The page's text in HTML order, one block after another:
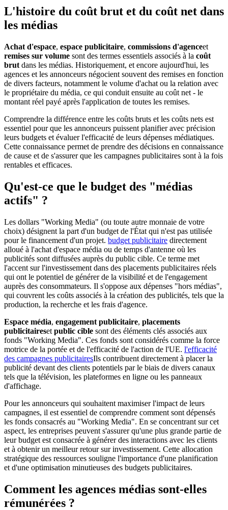
L'histoire du coût brut et du coût net dans
les médias
Achat d'espace, espace publicitaire, commissions d'agenceet
remises sur volume sont des termes essentiels associés à la coût
brut dans les médias. Historiquement, et encore aujourd'hui, les
agences et les annonceurs négocient souvent des remises en fonction
de divers facteurs, notamment le volume d'achat ou la relation avec
le propriétaire du média, ce qui conduit ensuite au coût net - le
montant réel payé après l'application de toutes les remises.
Comprendre la différence entre les coûts bruts et les coûts nets est
essentiel pour que les annonceurs puissent planifier avec précision
leurs budgets et évaluer l'efficacité de leurs dépenses médiatiques.
Cette connaissance permet de prendre des décisions en connaissance
de cause et de s'assurer que les campagnes publicitaires sont à la fois
rentables et efficaces.
Qu'est-ce que le budget des "médias
actifs" ?
Les dollars "Working Media" (ou toute autre monnaie de votre
choix) désignent la part d'un budget de l'État qui n'est pas utilisée
pour le financement d'un projet. budget publicitaire directement
alloué à l'achat d'espace média ou de temps d'antenne où les
publicités sont diffusées auprès du public cible. Ce terme met
l'accent sur l'investissement dans des placements publicitaires réels
qui ont le potentiel de générer de la visibilité et de l'engagement
auprès des consommateurs. Il s'oppose aux dépenses "hors médias",
qui couvrent les coûts associés à la création des publicités, tels que la
production, la recherche et les frais d'agence.
Espace média, engagement publicitaire, placements
publicitaireset public cible sont des éléments clés associés aux
fonds "Working Media". Ces fonds sont considérés comme la force
motrice de la portée et de l'efficacité de l'action de l'UE. l'efficacité
des campagnes publicitairesIls contribuent directement à placer la
publicité devant des clients potentiels par le biais de divers canaux
tels que la télévision, les plateformes en ligne ou les panneaux
d'affichage.
Pour les annonceurs qui souhaitent maximiser l'impact de leurs
campagnes, il est essentiel de comprendre comment sont dépensés
les fonds consacrés au "Working Media". En se concentrant sur cet
aspect, les entreprises peuvent s'assurer qu'une plus grande partie de
leur budget est consacrée à générer des interactions avec les clients
et à obtenir un meilleur retour sur investissement. Cette allocation
stratégique des ressources souligne l'importance d'une planification
et d'une optimisation minutieuses des budgets publicitaires.
Comment les agences médias sont-elles
rémunérées ?